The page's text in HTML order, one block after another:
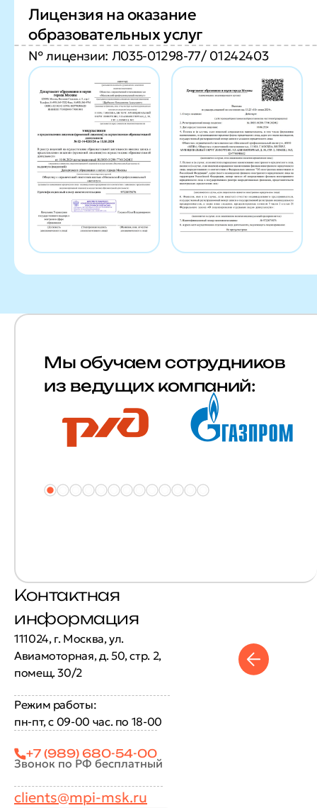
Лицензия на оказание
образовательных услуг
№ лицензии: Л035-01298-77/ 01242403
Мы обучаем сотрудников
из ведущих компаний:
Контактная
информация
111024, г. Москва, ул.
Авиамоторная, д. 50, стр. 2,
помещ. 30/2
Режим работы:
пн-пт, с 09-00 час. по 18-00
+7 (989) 680-54-00
Звонок по РФ бесплатный
clients@mpi-msk.ru